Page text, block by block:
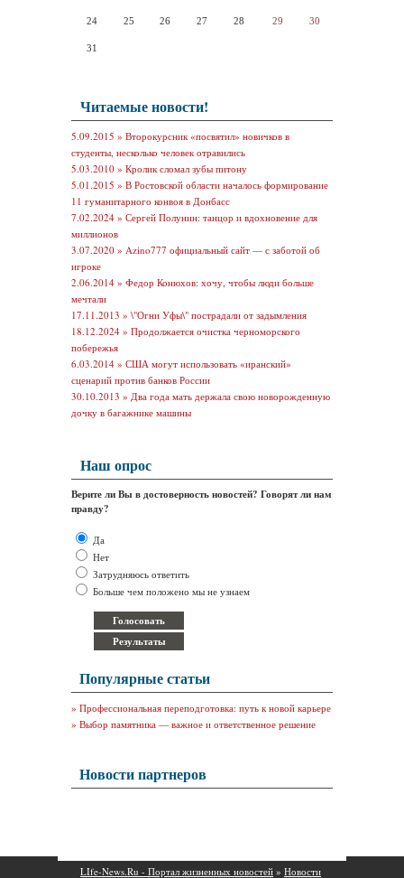
24 25 26 27 28 29 30
31
Читаемые новости!
5.09.2015 » Второкурсник «посвятил» новичков в
студенты, несколько человек отравились
5.03.2010 » Кролик сломал зубы питону
5.01.2015 » В Ростовской области началось формирование
11 гуманитарного конвоя в Донбасс
7.02.2024 » Сергей Полунин: танцор и вдохновение для
миллионов
3.07.2020 » Azino777 официальный сайт — с заботой об
игроке
2.06.2014 » Федор Конюхов: хочу, чтобы люди больше
мечтали
17.11.2013 » \"Огни Уфы\" пострадали от задымления
18.12.2024 » Продолжается очистка черноморского
побережья
6.03.2014 » США могут использовать «иранский»
сценарий против банков России
30.10.2013 » Два года мать держала свою новорожденную
дочку в багажнике машины
Наш опрос
Верите ли Вы в достоверность новостей? Говорят ли нам
правду?
Да
Нет
Затрудняюсь ответить
Больше чем положено мы не узнаем
Популярные статьи
» Профессиональная переподготовка: путь к новой карьере
» Выбор памятника — важное и ответственное решение
Новости партнеров
LIfe-News.Ru - Портал жизненных новостей » Новости